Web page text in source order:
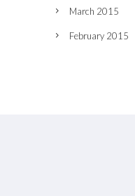
March 2015
February 2015